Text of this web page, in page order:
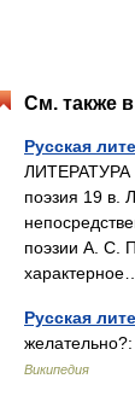
См. также
Русская
ЛИТЕРАТУРА
поэзия 19 в.
поэзии А. С.
Русская
Википедия